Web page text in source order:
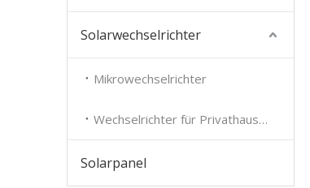
Solarwechselrichter
Mikrowechselrichter
Wechselrichter für Privathaushalte
Solarpanel